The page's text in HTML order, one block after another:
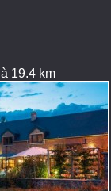
à 19.4 km